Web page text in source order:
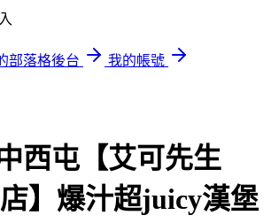
部落格後台
我的帳號
西屯【艾可先生
】爆汁超juicy漢堡